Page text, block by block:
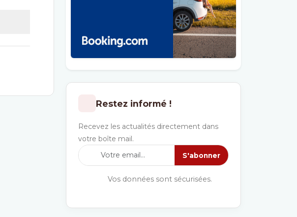
Restez informé !
Recevez les actualités directement dans
votre boîte mail.
S'abonner
Vos données sont sécurisées.